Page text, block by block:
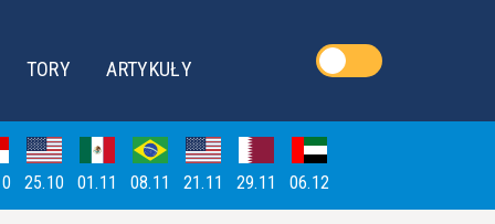
TORY ARTYKUŁY
25.10 01.11 08.11 21.11 29.11 06.12